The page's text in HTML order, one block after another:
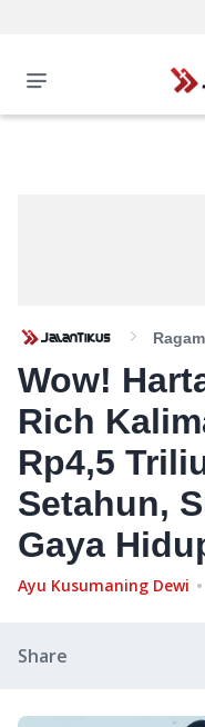
Ragam
Wow!
Rich
Rp4,5
Setahun,
Gaya
Ayu Kusumaning Dewi
Share